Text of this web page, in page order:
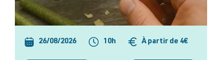
26/08/2026 10h À partir de 4€